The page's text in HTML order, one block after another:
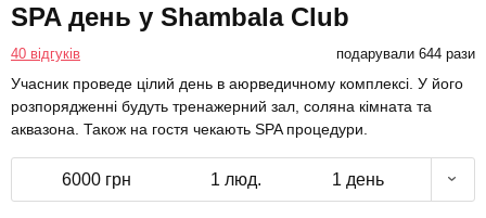
SPA день у Shambala Club
40 відгуків подарували 644 рази
Учасник проведе цілий день в аюрведичному комплексі. У його
розпорядженні будуть тренажерний зал, соляна кімната та
аквазона. Також на гостя чекають SPA процедури.
6000 грн 1 люд. 1 день